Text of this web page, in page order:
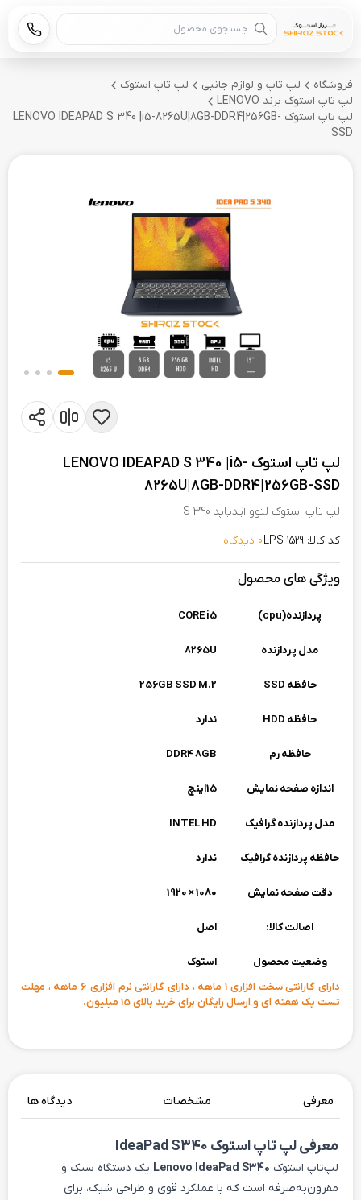
جستجوی محصول
فروشگاه لپ تاپ و لوازم جانبی
لپ تاپ استوک
لپ تاپ استوک برند LENOVO
لپ تاپ استوک LENOVO IDEAPAD S 340 |i5-8265U|8GB-DDR4|256GB-
SSD
لپ تاپ استوک LENOVO IDEAPAD S 340 |i5-
8265U|8GB-DDR4|256GB-SSD
لپ تاپ استوک لنوو آیدیاپد S 340
کد کالا: LPS-1529
0 دیدگاه
ویژگی های محصول
پردازنده(cpu)
مدل پردازنده
حافظه SSD
حافظه HDD ندارد
حافظه رم
اندازه صفحه نمایش
مدل پردازنده گرافیک
حافظه پردازنده گرافیک ندارد
دقت صفحه نمایش
اصالت کالا: اصل
وضعیت محصول
استوک
دارای گارانتی سخت افزاری 1 ماهه ، دارای گارانتی نرم افزاری 6 ماهه ، مهلت
تست یک هفته ای و ارسال رایگان برای خرید بالای 15 میلیون.
معرفی مشخصات دیدگاه ها
معرفی لپ تاپ استوک IdeaPad S340
لپ‌تاپ استوک Lenovo IdeaPad S340 یک دستگاه سبک و
مقرون‌به‌صرفه است که با عملکرد قوی و طراحی شیک، برای